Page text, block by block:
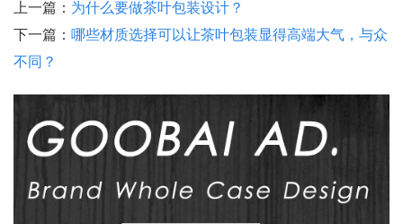
上一篇： 为什么要做茶叶包装设计？
下一篇： 哪些材质选择可以让茶叶包装显得高端大气，与众
不同？